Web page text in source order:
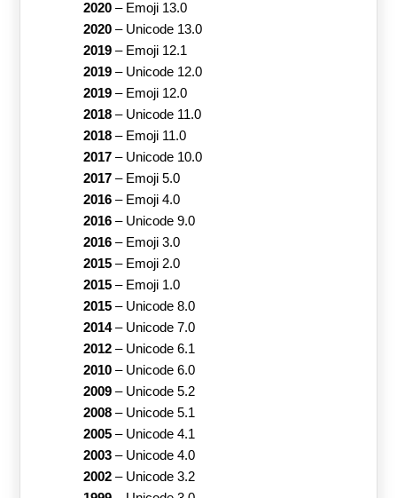
2020– Emoji 13.0
2020– Unicode 13.0
2019– Emoji 12.1
2019– Unicode 12.0
2019– Emoji 12.0
2018– Unicode 11.0
2018– Emoji 11.0
2017– Unicode 10.0
2017– Emoji 5.0
2016– Emoji 4.0
2016– Unicode 9.0
2016– Emoji 3.0
2015– Emoji 2.0
2015– Emoji 1.0
2015– Unicode 8.0
2014– Unicode 7.0
2012– Unicode 6.1
2010– Unicode 6.0
2009– Unicode 5.2
2008– Unicode 5.1
2005– Unicode 4.1
2003– Unicode 4.0
2002– Unicode 3.2